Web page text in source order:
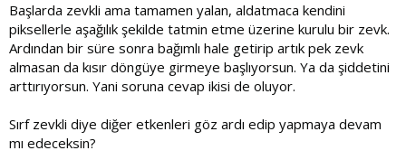
Başlarda zevkli ama tamamen yalan, aldatmaca kendini
piksellerle aşağılık şekilde tatmin etme üzerine kurulu bir zevk.
Ardından bir süre sonra bağımlı hale getirip artık pek zevk
almasan da kısır döngüye girmeye başlıyorsun. Ya da şiddetini
arttırıyorsun. Yani soruna cevap ikisi de oluyor.
Sırf zevkli diye diğer etkenleri göz ardı edip yapmaya devam
mı edeceksin?